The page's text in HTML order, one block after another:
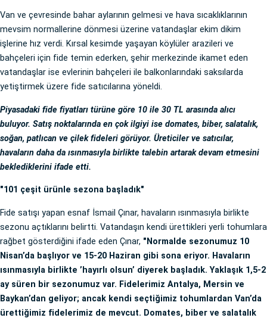
Van ve çevresinde bahar aylarının gelmesi ve hava sıcaklıklarının
mevsim normallerine dönmesi üzerine vatandaşlar ekim dikim
işlerine hız verdi. Kırsal kesimde yaşayan köylüler arazileri ve
bahçeleri için fide temin ederken, şehir merkezinde ikamet eden
vatandaşlar ise evlerinin bahçeleri ile balkonlarındaki saksılarda
yetiştirmek üzere fide satıcılarına yöneldi.
Piyasadaki fide fiyatları türüne göre 10 ile 30 TL arasında alıcı
buluyor. Satış noktalarında en çok ilgiyi ise domates, biber, salatalık,
soğan, patlıcan ve çilek fideleri görüyor. Üreticiler ve satıcılar,
havaların daha da ısınmasıyla birlikte talebin artarak devam etmesini
beklediklerini ifade etti.
"101 çeşit ürünle sezona başladık"
Fide satışı yapan esnaf İsmail Çınar, havaların ısınmasıyla birlikte
sezonu açtıklarını belirtti. Vatandaşın kendi ürettikleri yerli tohumlara
rağbet gösterdiğini ifade eden Çınar, "Normalde sezonumuz 10
Nisan’da başlıyor ve 15-20 Haziran gibi sona eriyor. Havaların
ısınmasıyla birlikte ’hayırlı olsun’ diyerek başladık. Yaklaşık 1,5-2
ay süren bir sezonumuz var. Fidelerimiz Antalya, Mersin ve
Baykan’dan geliyor; ancak kendi seçtiğimiz tohumlardan Van’da
ürettiğimiz fidelerimiz de mevcut. Domates, biber ve salatalık